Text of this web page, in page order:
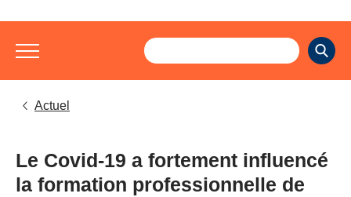
Actuel
Le Covid-19 a fortement influencé
la formation professionnelle de